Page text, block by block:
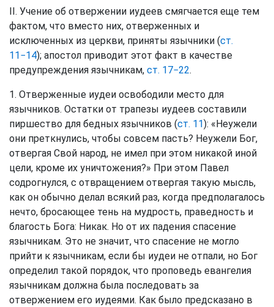
II. Учение об отвержении иудеев смягчается еще тем
фактом, что вместо них, отверженных и
исключенных из церкви, приняты язычники (ст.
11−14); апостол приводит этот факт в качестве
предупреждения язычникам, ст. 17−22.
1. Отверженные иудеи освободили место для
язычников. Остатки от трапезы иудеев составили
пиршество для бедных язычников (ст. 11): «Неужели
они преткнулись, чтобы совсем пасть? Неужели Бог,
отвергая Свой народ, не имел при этом никакой иной
цели, кроме их уничтожения?» При этом Павел
содрогнулся, с отвращением отвергая такую мысль,
как он обычно делал всякий раз, когда предполагалось
нечто, бросающее тень на мудрость, праведность и
благость Бога: Никак. Но от их падения спасение
язычникам. Это не значит, что спасение не могло
прийти к язычникам, если бы иудеи не отпали, но Бог
определил такой порядок, что проповедь евангелия
язычникам должна была последовать за
отвержением его иудеями. Как было предсказано в